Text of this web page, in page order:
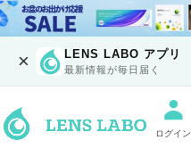
× LENS LABO アプリ
最新情報が毎日届く
ログイン